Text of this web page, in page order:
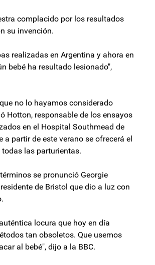
complacido por los resultados
su invención.
realizadas en Argentina y ahora en
bebé ha resultado lesionado",
no lo hayamos considerado
Hotton, responsable de los ensayos
en el Hospital Southmead de
a partir de este verano se ofrecerá el
las parturientas.
se pronunció Georgie
de Bristol que dio a luz con
locura que hoy en día
tan obsoletos. Que usemos
al bebé", dijo a la BBC.